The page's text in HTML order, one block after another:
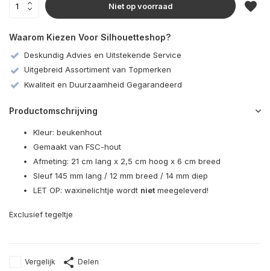
Niet op voorraad
Waarom Kiezen Voor Silhouetteshop?
Deskundig Advies en Uitstekende Service
Uitgebreid Assortiment van Topmerken
Kwaliteit en Duurzaamheid Gegarandeerd
Productomschrijving
Kleur: beukenhout
Gemaakt van FSC-hout
Afmeting: 21 cm lang x 2,5 cm hoog x 6 cm breed
Sleuf 145 mm lang / 12 mm breed / 14 mm diep
LET OP: waxinelichtje wordt nietmeegeleverd!
Exclusief tegeltje
Vergelijk Delen